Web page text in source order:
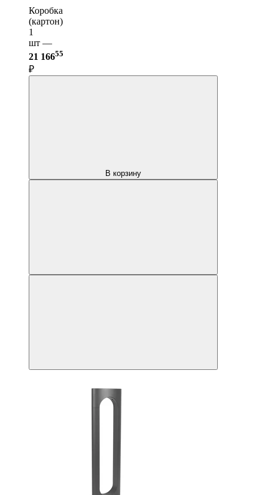
Коробка
(картон)
1
шт —
21 16655
₽
В корзину